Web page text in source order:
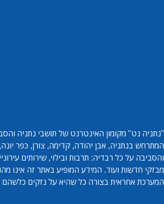
"נתניה נט" מקומון האינטרנט של תושבי נתניה
המתרחש בנתניה, אבן יהודה, קדימה, צורן, כפר
והסביבה על כל רבדיה: תרבות ובילוי, שירותים
מבזקי חדשות ועוד. המידע המופיע באתר זה אינו
המערכת אחראית בצורה כל שהיא על נזקים